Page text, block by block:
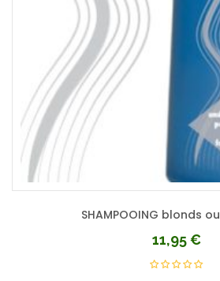
SHAMPOOING blonds
11,95€